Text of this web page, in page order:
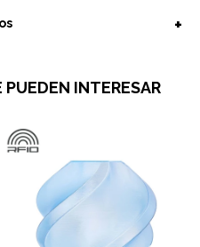
INTERESAR